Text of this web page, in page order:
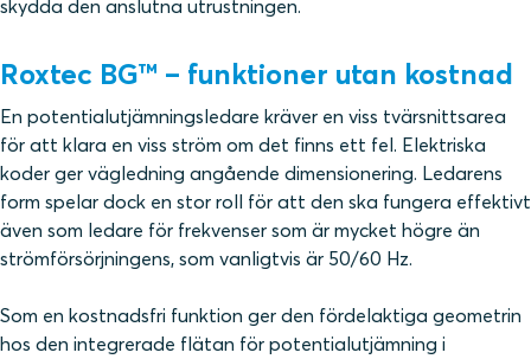
skydda den anslutna utrustningen.
Roxtec BG™ – funktioner utan kostnad
En potentialutjämningsledare kräver en viss tvärsnittsarea
för att klara en viss ström om det finns ett fel. Elektriska
koder ger vägledning angående dimensionering. Ledarens
form spelar dock en stor roll för att den ska fungera effektivt
även som ledare för frekvenser som är mycket högre än
strömförsörjningens, som vanligtvis är 50/60 Hz.
Som en kostnadsfri funktion ger den fördelaktiga geometrin
hos den integrerade flätan för potentialutjämning i